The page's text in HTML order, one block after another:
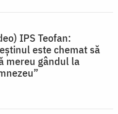
IPS Teofan:
este chemat să
mereu gândul la